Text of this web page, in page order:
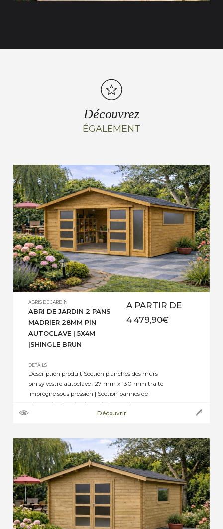
Découvrez
ÉGALEMENT
ABRIS DE JARDIN
ABRI DE JARDIN 2 PANS
MADRIER 28MM PIN
AUTOCLAVE | 5X4M
|SHINGLE BRUN
A PARTIR DE
4 479,90€
DÉTAILS
Description produit Section planches des murs
pin sylvestre autoclave : 27 mm x 130 mm traité
imprégné sous pression | Section pannes de
charpente pin sylvestre autoclave : selon
dimensions de 45 mm x 70 mm, ou 45 mm x
Découvrir